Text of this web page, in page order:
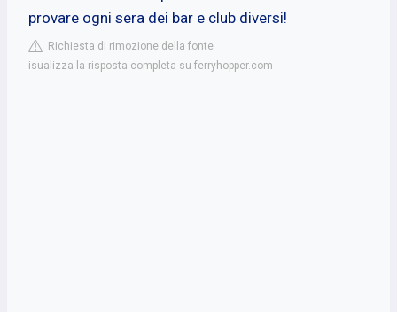
provare ogni sera dei bar e club diversi!
Richiesta di rimozione della fonte
isualizza la risposta completa su ferryhopper.com